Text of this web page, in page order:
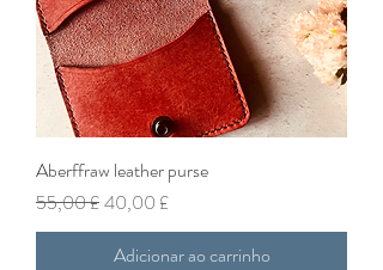
Aberffraw leather purse
Preço normal
55,00 £Preço promocional
40,00 £
Adicionar ao carrinho